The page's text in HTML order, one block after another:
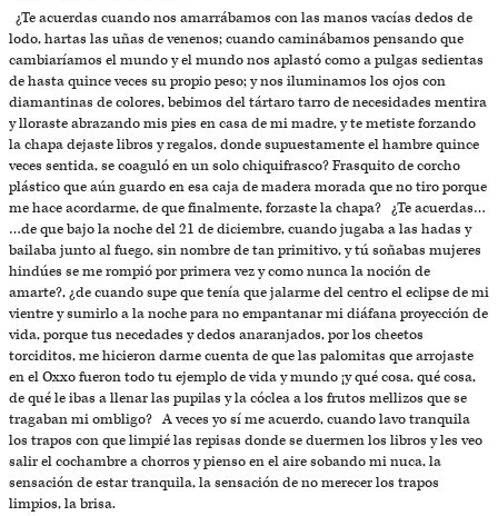
¿Te acuerdas cuando nos amarrábamos con las manos vacías dedos de
lodo, hartas las uñas de venenos; cuando caminábamos pensando que
cambiaríamos el mundo y el mundo nos aplastó como a pulgas sedientas
de hasta quince veces su propio peso; y nos iluminamos los ojos con
diamantinas de colores, bebimos del tártaro tarro de necesidades mentira
y lloraste abrazando mis pies en casa de mi madre, y te metiste forzando
la chapa dejaste libros y regalos, donde supuestamente el hambre quince
veces sentida, se coaguló en un solo chiquifrasco? Frasquito de corcho
plástico que aún guardo en esa caja de madera morada que no tiro porque
me hace acordarme, de que finalmente, forzaste la chapa? ¿Te acuerdas…
…de que bajo la noche del 21 de diciembre, cuando jugaba a las hadas y
bailaba junto al fuego, sin nombre de tan primitivo, y tú soñabas mujeres
hindúes se me rompió por primera vez y como nunca la noción de
amarte?, ¿de cuando supe que tenía que jalarme del centro el eclipse de mi
vientre y sumirlo a la noche para no empantanar mi diáfana proyección de
vida, porque tus necedades y dedos anaranjados, por los cheetos
torciditos, me hicieron darme cuenta de que las palomitas que arrojaste
en el Oxxo fueron todo tu ejemplo de vida y mundo ¡y qué cosa, qué cosa,
de qué le ibas a llenar las pupilas y la cóclea a los frutos mellizos que se
tragaban mi ombligo? A veces yo sí me acuerdo, cuando lavo tranquila
los trapos con que limpié las repisas donde se duermen los libros y les veo
salir el cochambre a chorros y pienso en el aire sobando mi nuca, la
sensación de estar tranquila, la sensación de no merecer los trapos
limpios, la brisa.